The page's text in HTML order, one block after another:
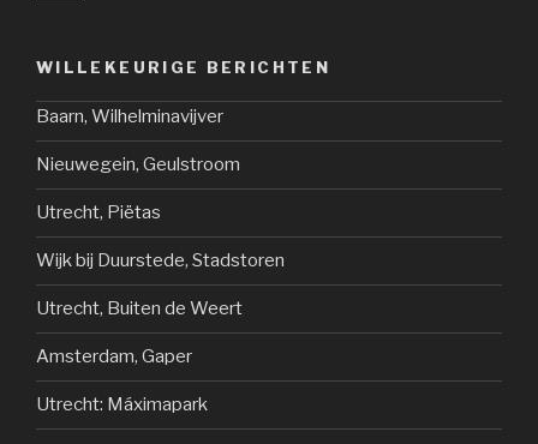
WILLEKEURIGE BERICHTEN
Baarn, Wilhelminavijver
Nieuwegein, Geulstroom
Utrecht, Piëtas
Wijk bij Duurstede, Stadstoren
Utrecht, Buiten de Weert
Amsterdam, Gaper
Utrecht: Máximapark